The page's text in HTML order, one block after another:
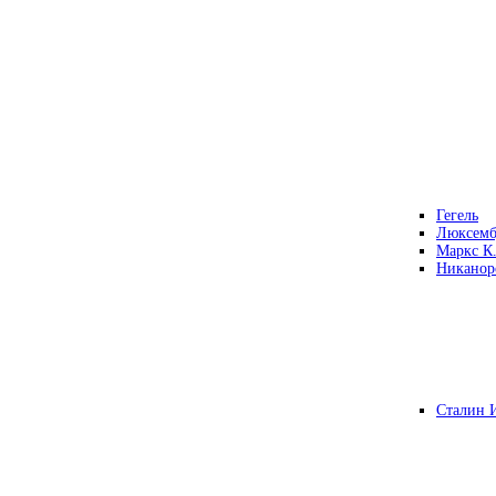
Гегель
Маркс К.
Сталин